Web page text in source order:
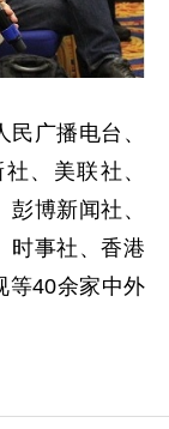
广播电台、
、美联社、
博新闻社、
时事社、香港
等40余家中外